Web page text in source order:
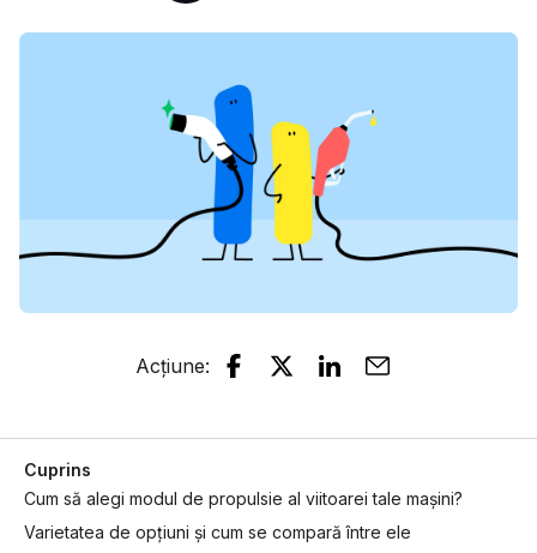
Acțiune:
Cuprins
Cum să alegi modul de propulsie al viitoarei tale mașini?
Varietatea de opțiuni și cum se compară între ele